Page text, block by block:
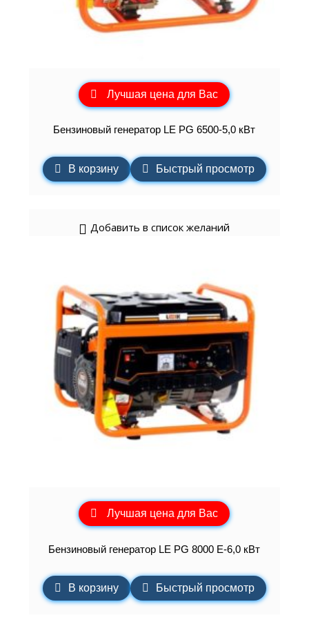
Лучшая цена для Вас
Бензиновый генератор LE PG 6500-5,0 кВт
В корзину Быстрый просмотр
Добавить в список желаний
Лучшая цена для Вас
Бензиновый генератор LE PG 8000 E-6,0 кВт
В корзину Быстрый просмотр